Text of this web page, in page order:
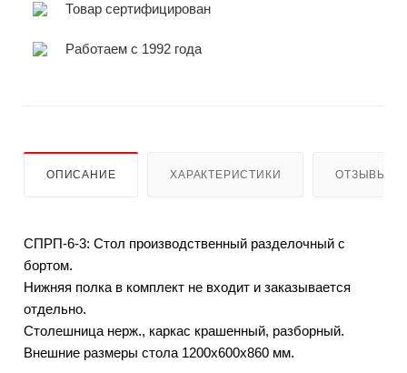
Товар сертифицирован
Работаем с 1992 года
ОПИСАНИЕ ХАРАКТЕРИСТИКИ ОТЗЫВЫ
СПРП-6-3: Стол производственный разделочный с
бортом.
Нижняя полка в комплект не входит и заказывается
отдельно.
Столешница нерж., каркас крашенный, разборный.
Внешние размеры стола 1200х600х860 мм.